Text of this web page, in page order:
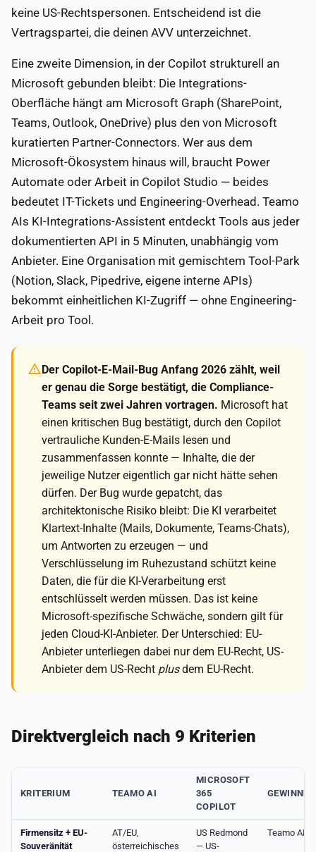
keine US-Rechtspersonen. Entscheidend ist die
Vertragspartei, die deinen AVV unterzeichnet.
Eine zweite Dimension, in der Copilot strukturell an
Microsoft gebunden bleibt: Die Integrations-
Oberfläche hängt am Microsoft Graph (SharePoint,
Teams, Outlook, OneDrive) plus den von Microsoft
kuratierten Partner-Connectors. Wer aus dem
Microsoft-Ökosystem hinaus will, braucht Power
Automate oder Arbeit in Copilot Studio — beides
bedeutet IT-Tickets und Engineering-Overhead. Teamo
AIs KI-Integrations-Assistent entdeckt Tools aus jeder
dokumentierten API in 5 Minuten, unabhängig vom
Anbieter. Eine Organisation mit gemischtem Tool-Park
(Notion, Slack, Pipedrive, eigene interne APIs)
bekommt einheitlichen KI-Zugriff — ohne Engineering-
Arbeit pro Tool.
Der Copilot-E-Mail-Bug Anfang 2026 zählt, weil
er genau die Sorge bestätigt, die Compliance-
Teams seit zwei Jahren vortragen. Microsoft hat
einen kritischen Bug bestätigt, durch den Copilot
vertrauliche Kunden-E-Mails lesen und
zusammenfassen konnte — Inhalte, die der
jeweilige Nutzer eigentlich gar nicht hätte sehen
dürfen. Der Bug wurde gepatcht, das
architektonische Risiko bleibt: Die KI verarbeitet
Klartext-Inhalte (Mails, Dokumente, Teams-Chats),
um Antworten zu erzeugen — und
Verschlüsselung im Ruhezustand schützt keine
Daten, die für die KI-Verarbeitung erst
entschlüsselt werden müssen. Das ist keine
Microsoft-spezifische Schwäche, sondern gilt für
jeden Cloud-KI-Anbieter. Der Unterschied: EU-
Anbieter unterliegen dabei nur dem EU-Recht, US-
Anbieter dem US-Recht plusdem EU-Recht.
Direktvergleich nach 9 Kriterien
KRITERIUM TEAMO AI
MICROSOFT
365
COPILOT
GEWINNER
Firmensitz + EU-
Souveränität
AT/EU,
österreichisches
US Redmond
— US-
Teamo AI